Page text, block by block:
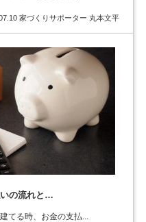
家づくりサポーター 丸本文平
の流れと…
てる時、お金の支払...